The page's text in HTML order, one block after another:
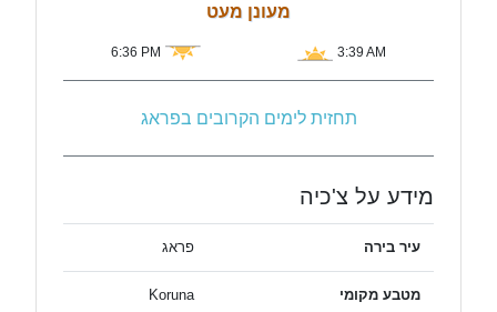
מעונן מעט
6:36 PM 3:39 AM
תחזית לימים הקרובים בפראג
מידע על צ'כיה
עיר בירה פראג
מטבע מקומי Koruna